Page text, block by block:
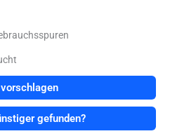
gefunden?